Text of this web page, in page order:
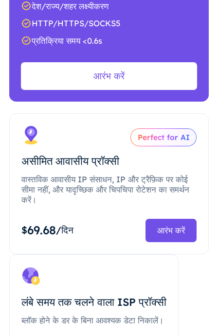
देश/राज्य/शहर लक्ष्यीकरण
HTTP/HTTPS/SOCKS5
प्रतिक्रिया समय <0.6s
आरंभ करें
Perfect for AI
असीमित आवासीय प्रॉक्सी
वास्तविक आवासीय IP संसाधन, IP और ट्रैफ़िक पर कोई
सीमा नहीं, और यादृच्छिक और चिपचिपा रोटेशन का समर्थन
करें।
$69.68/दिन आरंभ करें
लंबे समय तक चलने वाला ISP प्रॉक्सी
ब्लॉक होने के डर के बिना आवश्यक डेटा निकालें।